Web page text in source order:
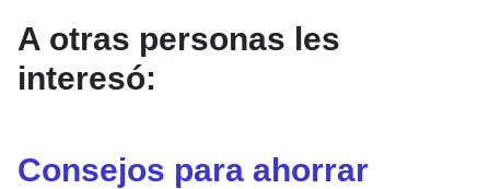
A otras personas les
interesó:
Consejos para ahorrar